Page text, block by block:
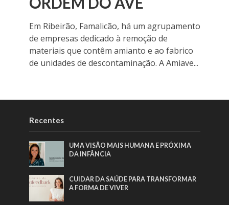
Em Ribeirão, Famalicão, há um agrupamento
de empresas dedicado à remoção de
materiais que contêm amianto e ao fabrico
de unidades de descontaminação. A Amiave...
Recentes
UMA VISÃO MAIS HUMANA E PRÓXIMA
DA INFÂNCIA
CUIDAR DA SAÚDE PARA TRANSFORMAR
A FORMA DE VIVER